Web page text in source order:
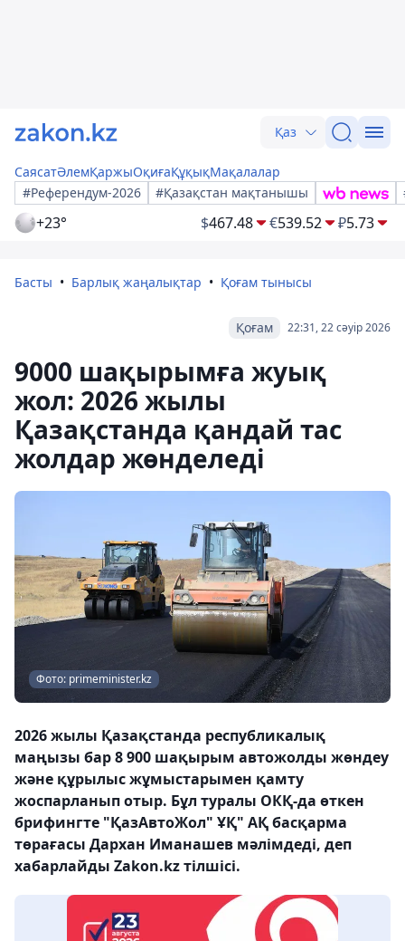
Қаз
СаясатӘлемҚаржыОқиғаҚұқықМақалалар
#Референдум-2026
#Қазақстан мақтанышы
+23° $467.48 €539.52 ₽5.73
Басты Барлық жаңалықтар Қоғам тынысы
22:31, 22 сәуір 2026
Қоғам
9000 шақырымға жуық
жол: 2026 жылы
Қазақстанда қандай тас
жолдар жөнделеді
Фото: primeminister.kz
2026 жылы Қазақстанда республикалық
маңызы бар 8 900 шақырым автожолды жөндеу
және құрылыс жұмыстарымен қамту
жоспарланып отыр. Бұл туралы ОКҚ-да өткен
брифингте "ҚазАвтоЖол" ҰҚ" АҚ басқарма
төрағасы Дархан Иманашев мәлімдеді, деп
хабарлайды Zakon.kz тілшісі.